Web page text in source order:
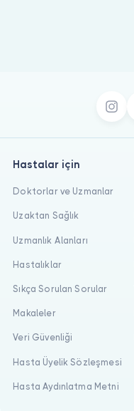
Hastalar için
Doktorlar ve Uzmanlar
Uzaktan Sağlık
Uzmanlık Alanları
Hastalıklar
Sıkça Sorulan Sorular
Makaleler
Veri Güvenliği
Hasta Üyelik Sözleşmesi
Hasta Aydınlatma Metni